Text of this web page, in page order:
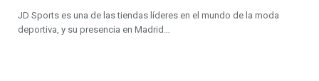
JD Sports es una de las tiendas líderes en el mundo de la moda
deportiva, y su presencia en Madrid…